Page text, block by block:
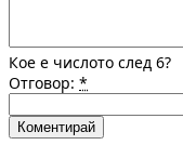
Кое е числото след 6?
Отговор: *